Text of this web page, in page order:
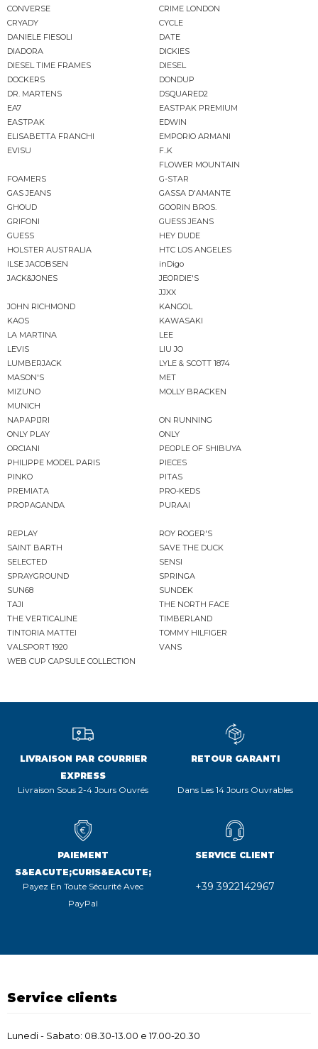
CONVERSE
CRIME LONDON
CRYADY
CYCLE
DANIELE FIESOLI
DATE
DIADORA
DICKIES
DIESEL TIME FRAMES
DIESEL
DOCKERS
DONDUP
DR. MARTENS
DSQUARED2
EA7
EASTPAK PREMIUM
EASTPAK
EDWIN
ELISABETTA FRANCHI
EMPORIO ARMANI
EVISU
F..K
FLOWER MOUNTAIN
FOAMERS
G-STAR
GAS JEANS
GASSA D'AMANTE
GHOUD
GOORIN BROS.
GRIFONI
GUESS JEANS
GUESS
HEY DUDE
HOLSTER AUSTRALIA
HTC LOS ANGELES
ILSE JACOBSEN
inDigo
JACK&JONES
JEORDIE'S
JJXX
JOHN RICHMOND
KANGOL
KAOS
KAWASAKI
LA MARTINA
LEE
LEVIS
LIU JO
LUMBERJACK
LYLE & SCOTT 1874
MASON'S
MET
MIZUNO
MOLLY BRACKEN
MUNICH
NAPAPIJRI
ON RUNNING
ONLY PLAY
ONLY
ORCIANI
PEOPLE OF SHIBUYA
PHILIPPE MODEL PARIS
PIECES
PINKO
PITAS
PREMIATA
PRO-KEDS
PROPAGANDA
PURAAI
REPLAY
ROY ROGER'S
SAINT BARTH
SAVE THE DUCK
SELECTED
SENSI
SPRAYGROUND
SPRINGA
SUN68
SUNDEK
TAJI
THE NORTH FACE
THE VERTICALINE
TIMBERLAND
TINTORIA MATTEI
TOMMY HILFIGER
VALSPORT 1920
VANS
WEB CUP CAPSULE COLLECTION
LIVRAISON PAR COURRIER
EXPRESS
Livraison Sous 2-4 Jours Ouvrés
RETOUR GARANTI
Dans Les 14 Jours Ouvrables
PAIEMENT
S&EACUTE;CURIS&EACUTE;
Payez En Toute Sécurité Avec
PayPal
SERVICE CLIENT
+39 3922142967
Service clients
Lunedi - Sabato: 08.30-13.00 e 17.00-20.30